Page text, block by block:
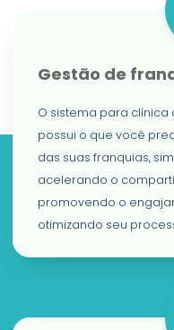
Gestão de
O sistema para clínica
possui o que você
das suas franquias,
acelerando o
promovendo o
otimizando seu